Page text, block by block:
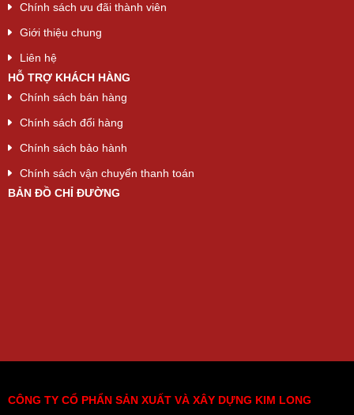
Chính sách ưu đãi thành viên
Giới thiệu chung
Liên hệ
HỖ TRỢ KHÁCH HÀNG
Chính sách bán hàng
Chính sách đổi hàng
Chính sách bảo hành
Chính sách vận chuyển thanh toán
BẢN ĐỒ CHỈ ĐƯỜNG
CÔNG TY CỔ PHẨN SẢN XUẤT VÀ XÂY DỰNG KIM LONG